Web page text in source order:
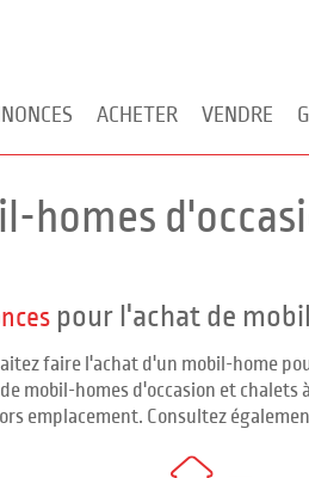
ACHETER VENDRE
homes
pour l'achat de
faire l'achat d'un mobil-home
mobil-homes d'occasion et
emplacement. Consultez